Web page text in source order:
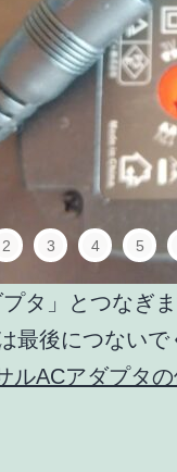
2 3 4 5
タ」とつなぎま
最後につないで
ルACアダプタ